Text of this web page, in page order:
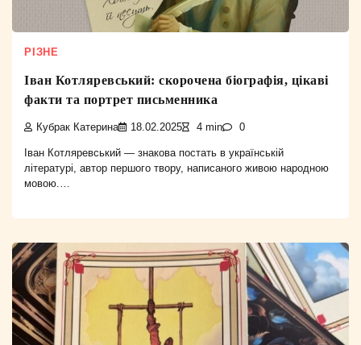
РІЗНЕ
Іван Котляревський: скорочена біографія, цікаві
факти та портрет письменника
Кубрак Катерина 18.02.2025 4 min 0
Іван Котляревський — знакова постать в українській
літературі, автор першого твору, написаного живою народною
мовою.…